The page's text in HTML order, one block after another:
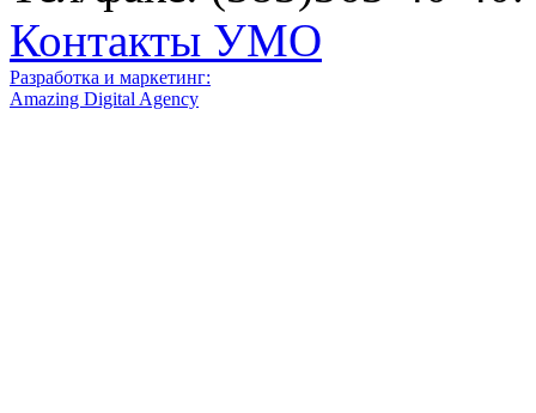
Контакты УМО
Разработка и маркетинг:
Amazing Digital Agency